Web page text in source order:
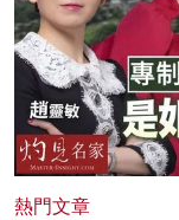
熱門文章